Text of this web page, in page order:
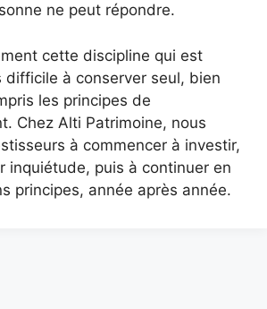
ne peut répondre.
cette discipline qui est
difficile à conserver seul, bien
les principes de
Chez Alti Patrimoine, nous
à commencer à investir,
inquiétude, puis à continuer en
principes, année après année.